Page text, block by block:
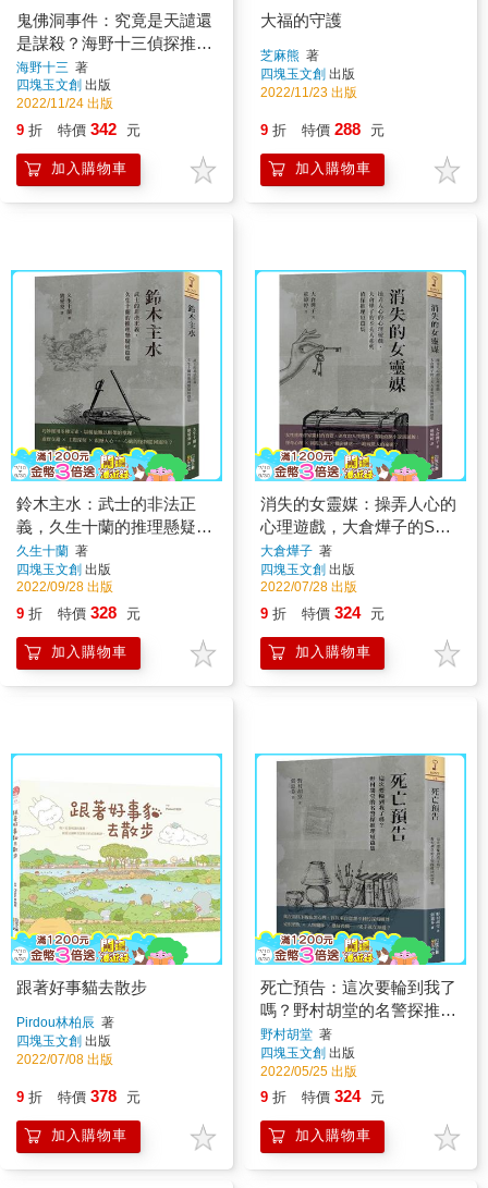
鬼佛洞事件：究竟是天譴還
是謀殺？海野十三偵探推理
短篇小說集
海野十三 著
四塊玉文創 出版
2022/11/24 出版
9 折 特價 342 元
加入購物車
大福的守護
芝麻熊 著
四塊玉文創 出版
2022/11/23 出版
9 折 特價 288 元
加入購物車
鈴木主水：武士的非法正
義，久生十蘭的推理懸疑短
篇集
久生十蘭 著
四塊玉文創 出版
2022/09/28 出版
9 折 特價 328 元
加入購物車
消失的女靈媒：操弄人心的
心理遊戲，大倉燁子的S夫
人系列偵探推理短篇集
大倉燁子 著
四塊玉文創 出版
2022/07/28 出版
9 折 特價 324 元
加入購物車
跟著好事貓去散步
Pirdou林柏辰 著
四塊玉文創 出版
2022/07/08 出版
9 折 特價 378 元
加入購物車
死亡預告：這次要輪到我了
嗎？野村胡堂的名警探推理
短篇集
野村胡堂 著
四塊玉文創 出版
2022/05/25 出版
9 折 特價 324 元
加入購物車